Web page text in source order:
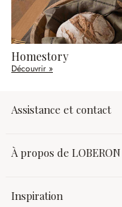
Homestory
Découvrir »
Assistance et contact
À propos de LOBERON
Inspiration